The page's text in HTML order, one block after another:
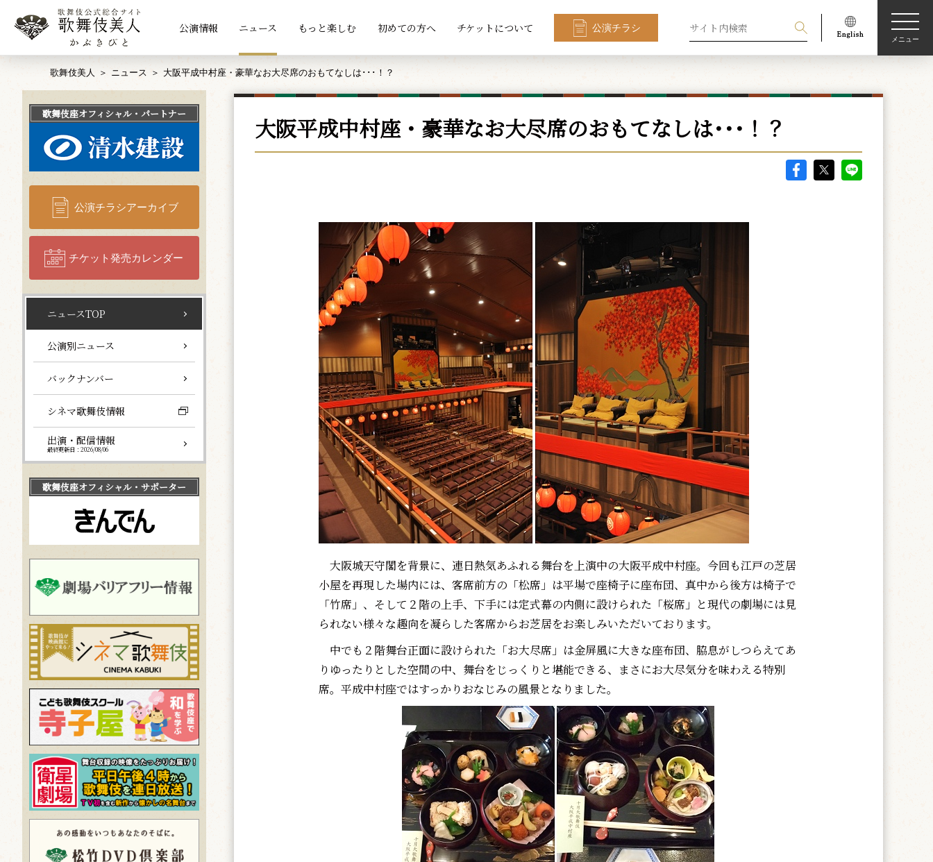
公演情報 ニュース もっと楽しむ 初めての方へ チケットについて 公演チラシ
メニュー
歌舞伎美人 ニュース 大阪平成中村座・豪華なお大尽席のおもてなしは･･･！？
大阪平成中村座・豪華なお大尽席のおもてなしは･･･！？
大阪城天守閣を背景に、連日熱気あふれる舞台を上演中の大阪平成中村座。今回も江戸の芝居
小屋を再現した場内には、客席前方の「松席」は平場で座椅子に座布団、真中から後方は椅子で
「竹席」、そして２階の上手、下手には定式幕の内側に設けられた「桜席」と現代の劇場には見
られない様々な趣向を凝らした客席からお芝居をお楽しみいただいております。
中でも２階舞台正面に設けられた「お大尽席」は金屏風に大きな座布団、脇息がしつらえてあ
りゆったりとした空間の中、舞台をじっくりと堪能できる、まさにお大尽気分を味わえる特別
席。平成中村座ではすっかりおなじみの風景となりました。
歌舞伎座オフィシャル・パートナー
公演チラシアーカイブ
チケット発売カレンダー
ニュースTOP
公演別ニュース
バックナンバー
シネマ歌舞伎情報
出演・配信情報
最終更新日：2026/08/06
歌舞伎座オフィシャル・サポーター